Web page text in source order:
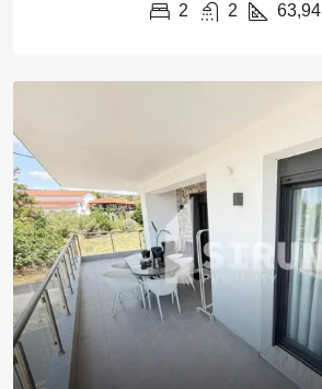
2 2 63,94